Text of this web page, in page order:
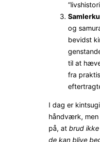
og
bevidst
til at
fra
I dag er
håndværk,
på, at brud
de kan blive